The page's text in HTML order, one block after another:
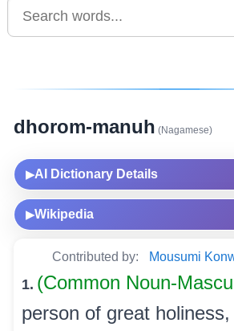
dhorom-manuh (Nagamese)
▶AI Dictionary Details
▶Wikipedia
Contributed by: Mousumi
1. (Common Noun-
person of great